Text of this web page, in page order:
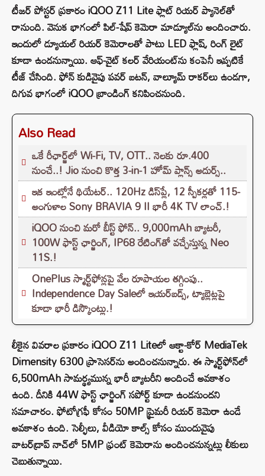
టీజర్ పోస్టర్ ప్రకారం iQOO Z11 Lite ఫ్లాట్ రియర్ ప్యానెల్‌తో
రానుంది. వెనుక భాగంలో పిల్-షేప్ కెమెరా మాడ్యూల్‌ను అందించారు.
ఇందులో డ్యూయల్ రియర్ కెమెరాలతో పాటు LED ఫ్లాష్, రింగ్ లైట్
కూడా ఉండనున్నాయి. ఆఫ్-వైట్ కలర్ వేరియంట్‌ను కంపెనీ ఇప్పటికే
టీజ్ చేసింది. ఫోన్ కుడివైపు పవర్ బటన్, వాల్యూమ్ రాకర్‌లు ఉండగా,
దిగువ భాగంలో iQOO బ్రాండింగ్ కనిపించనుంది.
Also Read
ఒకే రీఛార్జ్‌లో Wi-Fi, TV, OTT.. నెలకు రూ.400
నుంచే..! Jio నుంచి కొత్త 3-in-1 హోమ్ ప్లాన్స్ అదుర్స్..
ఇక ఇంట్లోనే థియేటర్.. 120Hz డిస్‌ప్లే, 12 స్పీకర్లతో 115-
అంగుళాల Sony BRAVIA 9 II భారీ 4K TV లాంచ్.!
iQOO నుంచి మరో బీస్ట్ ఫోన్.. 9,000mAh బ్యాటరీ,
100W ఫాస్ట్ ఛార్జింగ్‌, IP68 రేటింగ్‌తో వచ్చేస్తున్న Neo
11S.!
OnePlus స్మార్ట్‌ఫోన్లపై వేల రూపాయల తగ్గింపు..
Independence Day Saleలో ఇయర్‌బడ్స్, ట్యాబ్లెట్లపై
కూడా భారీ డిస్కౌంట్లు.!
లీకైన వివరాల ప్రకారం iQOO Z11 Liteలో ఆక్టా-కోర్ MediaTek
Dimensity 6300 ప్రాసెసర్‌ను అందించనున్నారు. ఈ స్మార్ట్‌ఫోన్‌లో
6,500mAh సామర్థ్యమున్న భారీ బ్యాటరీని అందించే అవకాశం
ఉంది. దీనికి 44W ఫాస్ట్ ఛార్జింగ్ సపోర్ట్ కూడా ఉండనుందని
సమాచారం. ఫోటోగ్రఫీ కోసం 50MP ప్రైమరీ రియర్ కెమెరా ఉండే
అవకాశం ఉంది. సెల్ఫీలు, వీడియో కాల్స్ కోసం ముందువైపు
వాటర్‌డ్రాప్ నాచ్‌లో 5MP ఫ్రంట్ కెమెరాను అందించనున్నట్లు లీకులు
చెబుతున్నాయి.